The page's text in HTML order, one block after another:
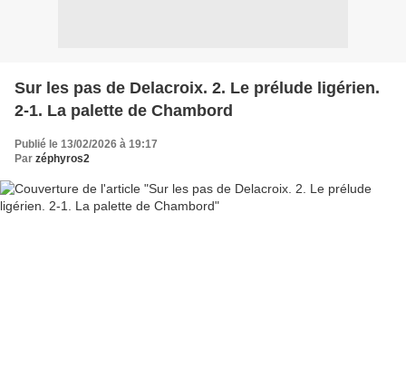
Sur les pas de Delacroix. 2. Le prélude ligérien.
2-1. La palette de Chambord
Publié le 13/02/2026 à 19:17
Par zéphyros2